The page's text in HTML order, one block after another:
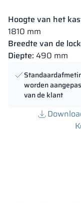
Hoogte van het
1810 mm
Breedte van de
Diepte: 490 mm
worden
van de klant